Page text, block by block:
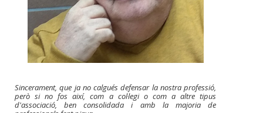
Sincerament, que ja no calgués defensar la nostra professió,
però si no fos així, com a col·legi o com a altre tipus
d'associació, ben consolidada i amb la majoria de